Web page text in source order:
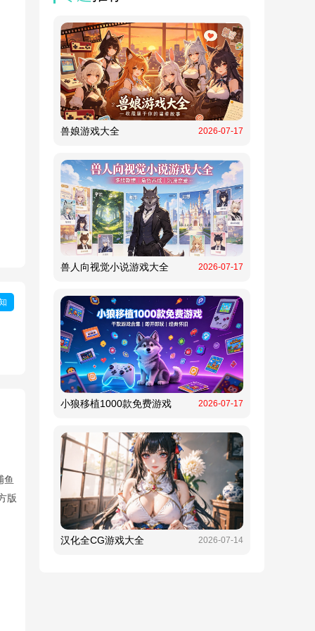
鱼
版
兽娘游戏大全 2026-07-17
兽人向视觉小说游戏大全 2026-07-17
小狼移植1000款免费游戏 2026-07-17
汉化全CG游戏大全 2026-07-14